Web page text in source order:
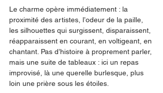
Le charme opère immédiatement : la
proximité des artistes, l’odeur de la paille,
les silhouettes qui surgissent, disparaissent,
réapparaissent en courant, en voltigeant, en
chantant. Pas d’histoire à proprement parler,
mais une suite de tableaux : ici un repas
improvisé, là une querelle burlesque, plus
loin une prière sous les étoiles.